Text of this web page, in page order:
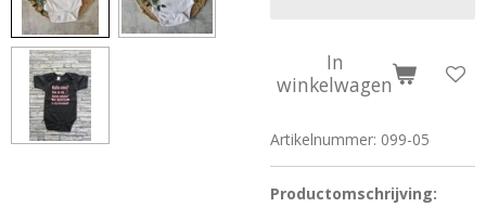
In
winkelwagen
Artikelnummer: 099-05
Productomschrijving: